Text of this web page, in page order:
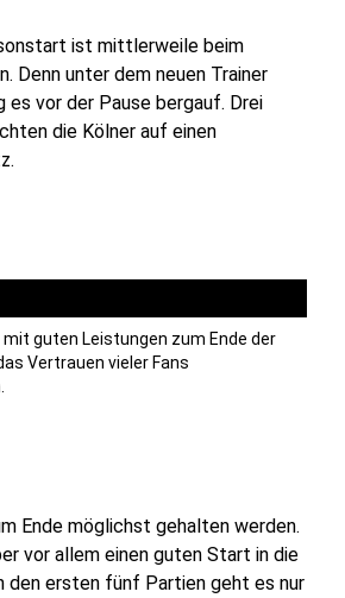
ist mittlerweile beim
Denn unter dem neuen Trainer
es vor der Pause bergauf. Drei
die Kölner auf einen
mit guten Leistungen zum Ende der
Vertrauen vieler Fans
Ende möglichst gehalten werden.
vor allem einen guten Start in die
den ersten fünf Partien geht es nur